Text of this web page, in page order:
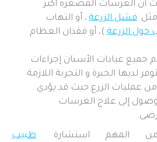
أن الغرسات المصغرة اكثر
فشل الزرعة ، أو التهاب
حول الزرعة )، أو فقدان العظام
جميع عيادات الأسنان إجراءات
لديها الخبرة و التجربة اللازمة
من عمليات الزرع حيث قد يؤدي
إلى علاج الغرسات
المهم استشارة
طبيب